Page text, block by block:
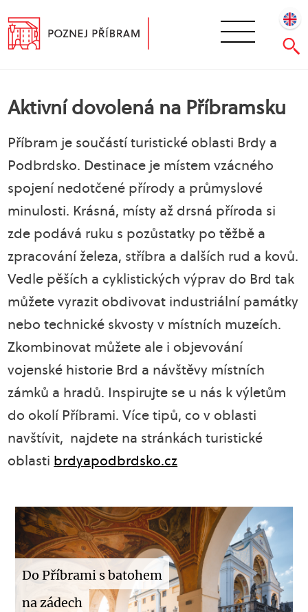
Aktivní dovolená na Příbramsku
Příbram je součástí turistické oblasti Brdy a
Podbrdsko. Destinace je místem vzácného
spojení nedotčené přírody a průmyslové
minulosti. Krásná, místy až drsná příroda si
zde podává ruku s pozůstatky po těžbě a
zpracování železa, stříbra a dalších rud a kovů.
Vedle pěších a cyklistických výprav do Brd tak
můžete vyrazit obdivovat industriální památky
nebo technické skvosty v místních muzeích.
Zkombinovat můžete ale i objevování
vojenské historie Brd a návštěvy místních
zámků a hradů. Inspirujte se u nás k výletům
do okolí Příbrami. Více tipů, co v oblasti
navštívit, najdete na stránkách turistické
oblasti brdyapodbrdsko.cz
Do Příbrami s batohem
na zádech